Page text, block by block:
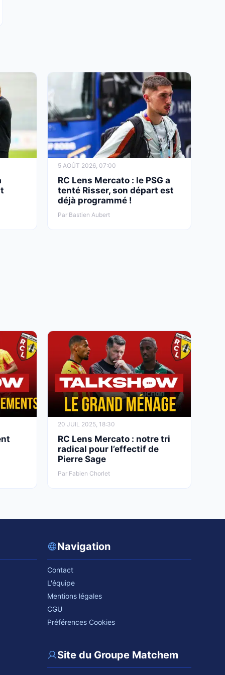
5 AOÛT 2026, 07:00
RC Lens Mercato : le PSG a
tenté Risser, son départ est
déjà programmé !
Par Bastien Aubert
20 JUIL 2025, 18:30
RC Lens Mercato : notre tri
radical pour l’effectif de
Pierre Sage
Par Fabien Chorlet
Navigation
Contact
L'équipe
Mentions légales
CGU
Préférences Cookies
Site du Groupe Matchem